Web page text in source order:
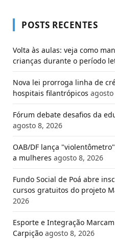
POSTS RECENTES
Volta às aulas: veja como
crianças durante o período
Nova lei prorroga linha de
hospitais filantrópicos agosto
Fórum debate desafios da
agosto 8, 2026
OAB/DF lança
a mulheres agosto 8, 2026
Fundo Social de Poá abre
cursos gratuitos do projeto
2026
Esporte e Integração
Carpição agosto 8, 2026